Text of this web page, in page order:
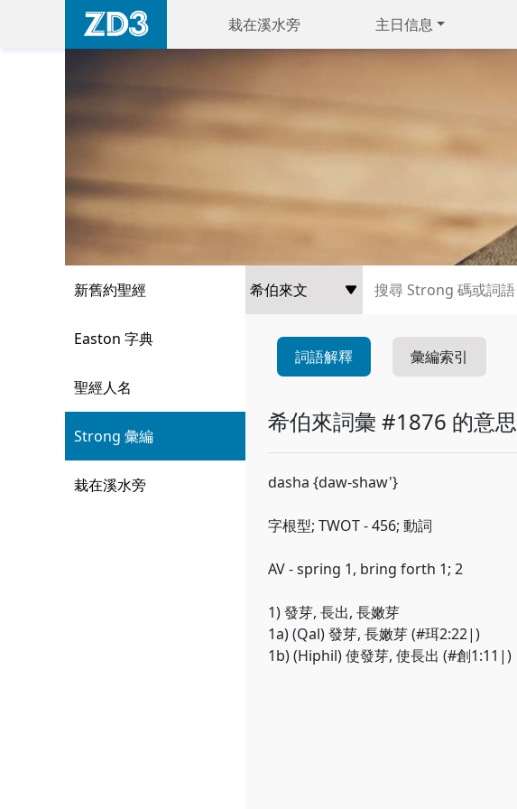
栽在溪水旁 主日信息
新舊約聖經
Easton 字典
聖經人名
Strong 彙編
栽在溪水旁
詞語解釋 彙編索引
希伯來詞彙 #1876 的意思
dasha {daw-shaw'}
字根型; TWOT - 456; 動詞
AV - spring 1, bring forth 1; 2
1) 發芽, 長出, 長嫩芽
1a) (Qal) 發芽, 長嫩芽 (#珥2:22|)
1b) (Hiphil) 使發芽, 使長出 (#創1:11|)